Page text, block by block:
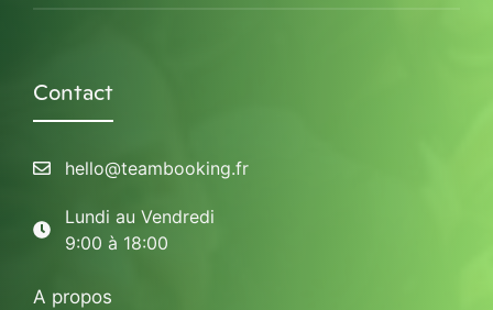
Contact
hello@teambooking.fr
Lundi au Vendredi
9:00 à 18:00
A propos